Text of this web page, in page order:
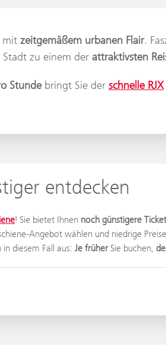
mit zeitgemäßem urbanen Flair.
zu einem der attraktivsten
Stundebringt Sie der schnelle RJX
entdecken
! Sie bietet Ihnen noch günstigere
Angebot wählen und niedrige
diesem Fall aus: Je früherSie buchen,